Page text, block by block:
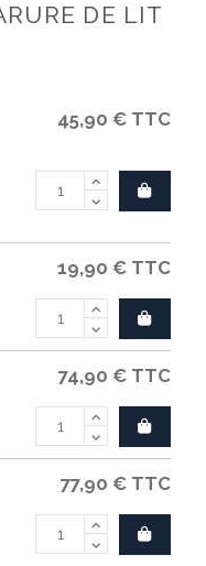
DE LIT
45,90 € TTC
19,90 € TTC
74,90 € TTC
77,90 € TTC